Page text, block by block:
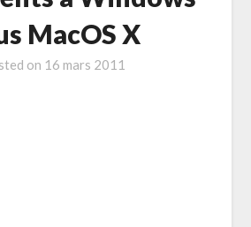
MacOS X
on 16 mars 2011